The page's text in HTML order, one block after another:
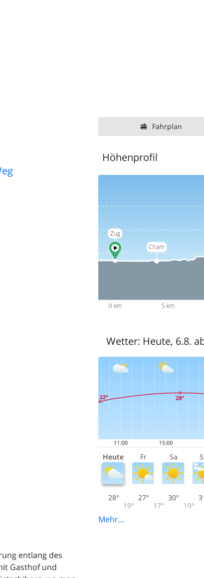
entlang des
Gasthof und
Fahrplan
Höhenprofil
Wetter: Heute, 6.8.
Heute Fr Sa
28°
19°
27°
17°
30°
19°
Mehr...